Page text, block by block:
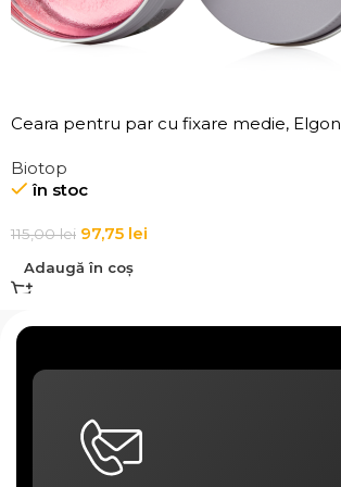
Ceara pentru par cu fixare medie, Elgon
Biotop
în stoc
115,00lei 97,75 lei
Adaugă în coș